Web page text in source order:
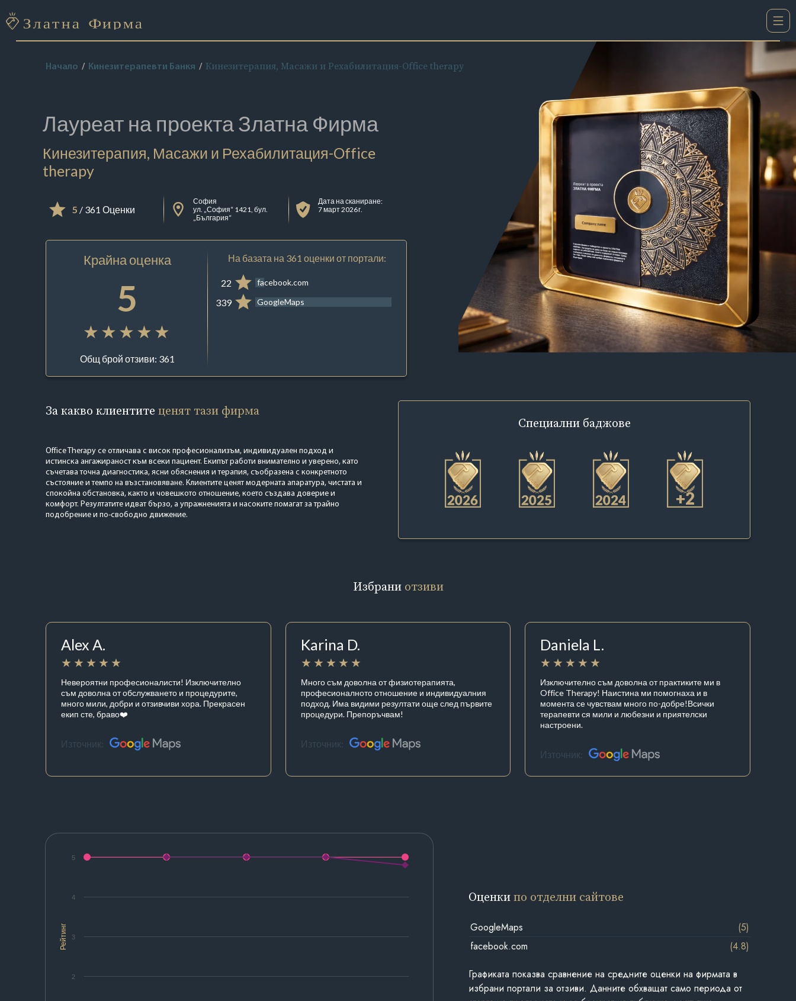
Начало Кинезитерапевти Банкя Кинезитерапия, Масажи и Рехабилитация-Office therapy
Лауреат на проектаЗлатна Фирма
Кинезитерапия, Масажи и Рехабилитация-Office
therapy
5 / 361 Оценки
София
ул. „София“ 1421, бул.
„България“
Дата на сканиране:
7 март 2026 г.
Крайна оценка
5
Общ брой отзиви: 361
На базата на 361 оценки от портали:
22 facebook.com
339 GoogleMaps
За какво клиентите ценят тази фирма
Office Therapy се отличава с висок професионализъм, индивидуален подход и
истинска ангажираност към всеки пациент. Екипът работи внимателно и уверено, като
съчетава точна диагностика, ясни обяснения и терапия, съобразена с конкретното
състояние и темпо на възстановяване. Клиентите ценят модерната апаратура, чистата и
спокойна обстановка, както и човешкото отношение, което създава доверие и
комфорт. Резултатите идват бързо, а упражненията и насоките помагат за трайно
подобрение и по-свободно движение.
Специални баджове
+2
Избрани отзиви
Alex A.
Невероятни професионалисти! Изключително
съм доволна от обслужването и процедурите,
много мили, добри и отзивчиви хора. Прекрасен
екип сте, браво❤️
Източник:
Karina D.
Много съм доволна от физиотерапията,
професионалното отношение и индивидуалния
подход. Има видими резултати още след първите
процедури. Препоръчвам!
Източник:
Daniela L.
Изключително съм доволна от практиките ми в
Office Therapy! Наистина ми помогнаха и в
момента се чувствам много по-добре!Всички
терапевти ся мили и любезни и приятелски
настроени.
Източник:
Рейтинг
2
3
4
5
Оценкипо отделни сайтове
GoogleMaps
(5)
facebook.com
(4.8)
Графиката показва сравнение на средните оценки на фирмата в
избрани портали за отзиви. Данните обхващат само периода от